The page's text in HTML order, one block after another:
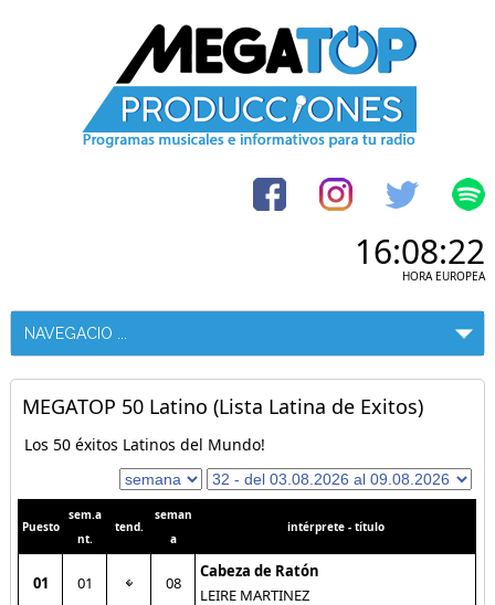
16:08:22
HORA EUROPEA
MEGATOP 50 Latino (Lista Latina de Exitos)
Los 50 éxitos Latinos del Mundo!
Puesto
sem.a
nt.
tend.
seman
a
intérprete - título
01 01 08
Cabeza de Ratón
LEIRE MARTINEZ